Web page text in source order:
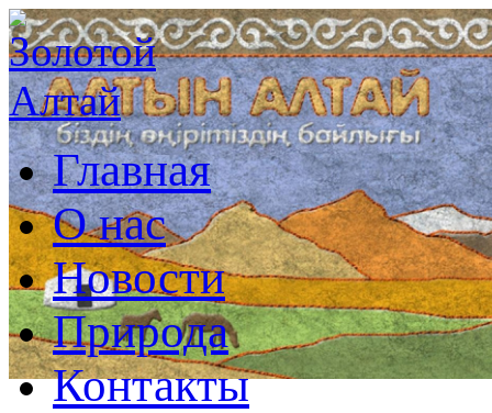
Главная
О нас
Новости
Природа
Контакты